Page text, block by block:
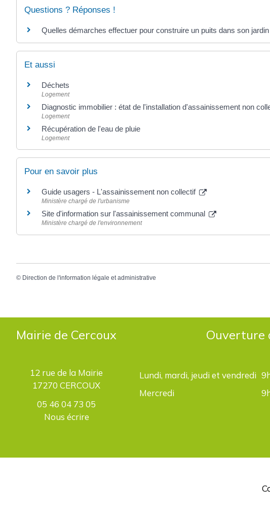
Questions ? Réponses !
Quelles démarches effectuer pour construire un puits dans son
Et aussi
Déchets
Logement
Diagnostic immobilier : état de l'installation d'assainissement non
Logement
Récupération de l'eau de pluie
Logement
Pour en savoir plus
Guide usagers - L'assainissement non collectif
Ministère chargé de l'urbanisme
Site d'information sur l'assainissement communal
Ministère chargé de l'environnement
© Direction de l'information légale et administrative
Mairie de Cercoux
12 rue de la Mairie
17270 CERCOUX
05 46 04 73 05
Nous écrire
Ouverture
Lundi, mardi, jeudi et vendredi
Mercredi